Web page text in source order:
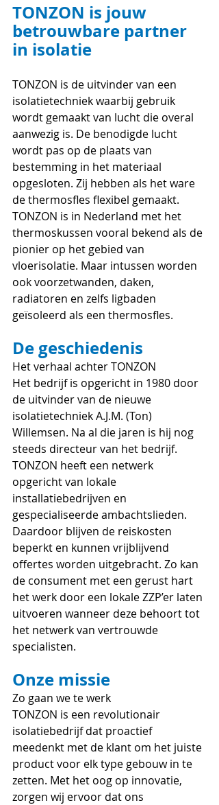
TONZON is jouw
betrouwbare partner
in isolatie
TONZON is de uitvinder van een
isolatietechniek waarbij gebruik
wordt gemaakt van lucht die overal
aanwezig is. De benodigde lucht
wordt pas op de plaats van
bestemming in het materiaal
opgesloten. Zij hebben als het ware
de thermosfles flexibel gemaakt.
TONZON is in Nederland met het
thermoskussen vooral bekend als de
pionier op het gebied van
vloerisolatie. Maar intussen worden
ook voorzetwanden, daken,
radiatoren en zelfs ligbaden
geïsoleerd als een thermosfles.
De geschiedenis
Het verhaal achter TONZON
Het bedrijf is opgericht in 1980 door
de uitvinder van de nieuwe
isolatietechniek A.J.M. (Ton)
Willemsen. Na al die jaren is hij nog
steeds directeur van het bedrijf.
TONZON heeft een netwerk
opgericht van lokale
installatiebedrijven en
gespecialiseerde ambachtslieden.
Daardoor blijven de reiskosten
beperkt en kunnen vrijblijvend
offertes worden uitgebracht. Zo kan
de consument met een gerust hart
het werk door een lokale ZZP’er laten
uitvoeren wanneer deze behoort tot
het netwerk van vertrouwde
specialisten.
Onze missie
Zo gaan we te werk
TONZON is een revolutionair
isolatiebedrijf dat proactief
meedenkt met de klant om het juiste
product voor elk type gebouw in te
zetten. Met het oog op innovatie,
zorgen wij ervoor dat ons